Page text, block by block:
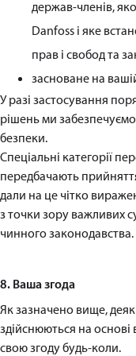
держав-членів,
Danfoss і яке
прав і свобод та
засноване на
У разі застосування
рішень ми
безпеки.
Спеціальні категорії
передбачають
дали на це чітко
з точки зору важливих
чинного законодавства.
8. Ваша згода
Як зазначено вище,
здійснюються на основі
свою згоду будь-коли.